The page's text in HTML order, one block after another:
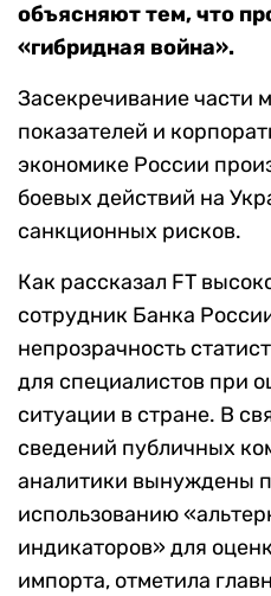
объясняют тем, что
«гибридная война».
Засекречивание части
показателей и
экономике России
боевых действий на
санкционных рисков.
Как рассказал FT
сотрудник Банка
непрозрачность
для специалистов при
ситуации в стране. В
сведений публичных
аналитики вынуждены
использованию
индикаторов» для
импорта, отметила